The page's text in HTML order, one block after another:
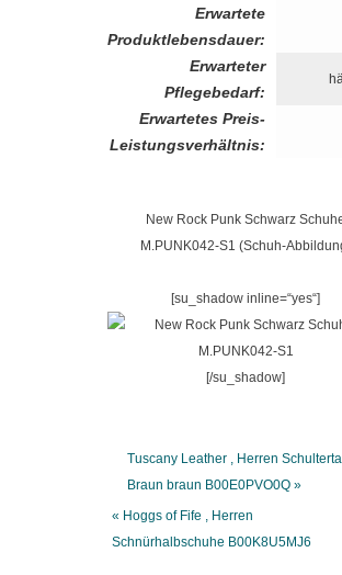
Erwartete
Produktlebensdauer:
Erwarteter
Pflegebedarf:
Erwartetes Preis-
Leistungsverhältnis:
New Rock Punk Schwarz
M.PUNK042-S1 (Schuh-
[su_shadow inline=“yes“]
[/su_shadow]
Tuscany Leather , Herren
Braun braun B00E0PVO0Q »
« Hoggs of Fife , Herren
Schnürhalbschuhe B00K8U5MJ6